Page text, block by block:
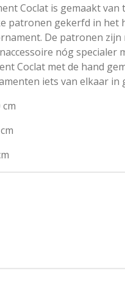
Coclat is gemaakt van
patronen gekerfd in het
De patronen zijn
nóg specialer
Coclat met de hand
iets van elkaar in
cm